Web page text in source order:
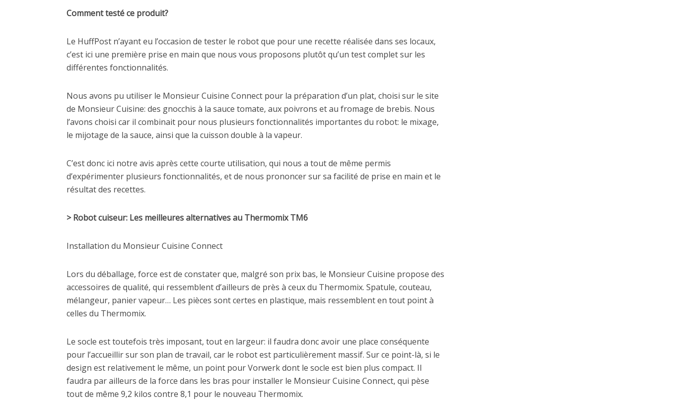
Comment testé ce produit?
Le HuffPost n’ayant eu l’occasion de tester le robot que pour une recette réalisée dans ses locaux,
c’est ici une première prise en main que nous vous proposons plutôt qu’un test complet sur les
différentes fonctionnalités.
Nous avons pu utiliser le Monsieur Cuisine Connect pour la préparation d’un plat, choisi sur le site
de Monsieur Cuisine: des gnocchis à la sauce tomate, aux poivrons et au fromage de brebis. Nous
l’avons choisi car il combinait pour nous plusieurs fonctionnalités importantes du robot: le mixage,
le mijotage de la sauce, ainsi que la cuisson double à la vapeur.
C’est donc ici notre avis après cette courte utilisation, qui nous a tout de même permis
d’expérimenter plusieurs fonctionnalités, et de nous prononcer sur sa facilité de prise en main et le
résultat des recettes.
> Robot cuiseur: Les meilleures alternatives au Thermomix TM6
Installation du Monsieur Cuisine Connect
Lors du déballage, force est de constater que, malgré son prix bas, le Monsieur Cuisine propose des
accessoires de qualité, qui ressemblent d’ailleurs de près à ceux du Thermomix. Spatule, couteau,
mélangeur, panier vapeur… Les pièces sont certes en plastique, mais ressemblent en tout point à
celles du Thermomix.
Le socle est toutefois très imposant, tout en largeur: il faudra donc avoir une place conséquente
pour l’accueillir sur son plan de travail, car le robot est particulièrement massif. Sur ce point-là, si le
design est relativement le même, un point pour Vorwerk dont le socle est bien plus compact. Il
faudra par ailleurs de la force dans les bras pour installer le Monsieur Cuisine Connect, qui pèse
tout de même 9,2 kilos contre 8,1 pour le nouveau Thermomix.